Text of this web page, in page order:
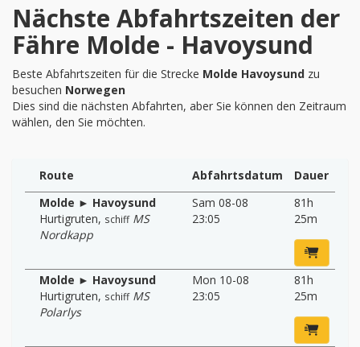
Nächste Abfahrtszeiten der
Fähre Molde - Havoysund
Beste Abfahrtszeiten für die Strecke Molde Havoysund zu
besuchen Norwegen
Dies sind die nächsten Abfahrten, aber Sie können den Zeitraum
wählen, den Sie möchten.
Route Abfahrtsdatum
Dauer
Molde ► Havoysund
Hurtigruten, schiff MS
Nordkapp
Sam 08-08
23:05
81h
25m
Molde ► Havoysund
Hurtigruten, schiff MS
Polarlys
Mon 10-08
23:05
81h
25m